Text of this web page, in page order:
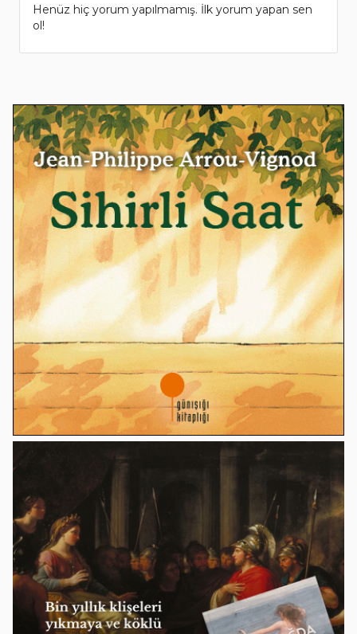
Henüz hiç yorum yapılmamış. İlk yorum yapan sen
ol!